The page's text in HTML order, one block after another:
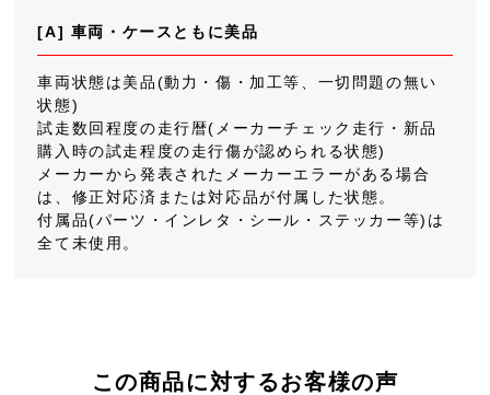
[A] 車両・ケースともに美品
車両状態は美品(動力・傷・加工等、一切問題の無い
状態)
試走数回程度の走行暦(メーカーチェック走行・新品
購入時の試走程度の走行傷が認められる状態)
メーカーから発表されたメーカーエラーがある場合
は、修正対応済または対応品が付属した状態。
付属品(パーツ・インレタ・シール・ステッカー等)は
全て未使用。
この商品に対するお客様の声